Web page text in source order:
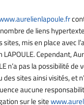
de liens
sites, mis en place avec
LAPOULE. Cependant,
n’a pas la possibilité de
des sites ainsi visités, et
aucune
sur le site